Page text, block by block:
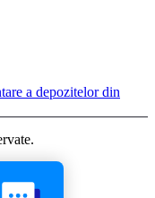
a depozitelor din